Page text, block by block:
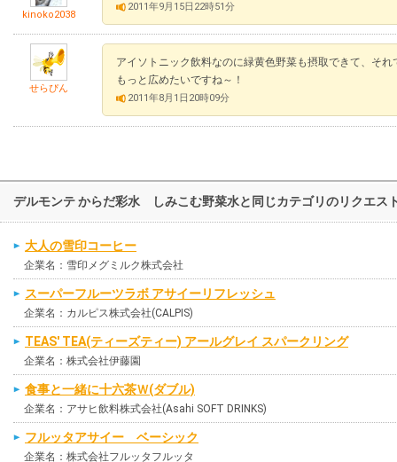
kinoko2038
2011年9月15日22時51分
せらぴん
アイソトニック飲料なのに緑黄色野菜も摂取できて、そ
もっと広めたいですね～！
2011年8月1日20時09分
デルモンテ からだ彩水 しみこむ野菜水と同じカテゴリのリクエス
大人の雪印コーヒー
企業名：雪印メグミルク株式会社
スーパーフルーツラボ アサイーリフレッシュ
企業名：カルピス株式会社(CALPIS)
TEAS' TEA(ティーズティー) アールグレイ スパークリング
企業名：株式会社伊藤園
食事と一緒に十六茶Ｗ(ダブル)
企業名：アサヒ飲料株式会社(Asahi SOFT DRINKS)
フルッタアサイー ベーシック
企業名：株式会社フルッタフルッタ